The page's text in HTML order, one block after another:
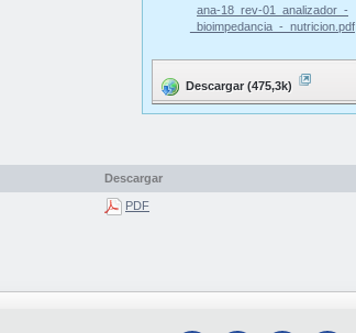
ana-18_rev-01_analizador_-
_bioimpedancia_-_nutricion.pdf
Descargar (475,3k)
Descargar
PDF